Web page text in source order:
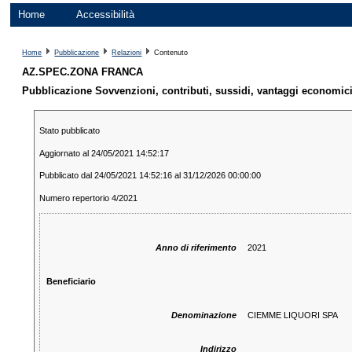
Home Accessibilità
Home Pubblicazione Relazioni Contenuto
AZ.SPEC.ZONA FRANCA
Pubblicazione Sovvenzioni, contributi, sussidi, vantaggi
Stato pubblicato
Aggiornato al 24/05/2021 14:52:17
Pubblicato dal 24/05/2021 14:52:16 al 31/12/2026 00:00:00
Numero repertorio 4/2021
Anno di riferimento 2021
Beneficiario
Denominazione CIEMME LIQUORI SPA
Indirizzo